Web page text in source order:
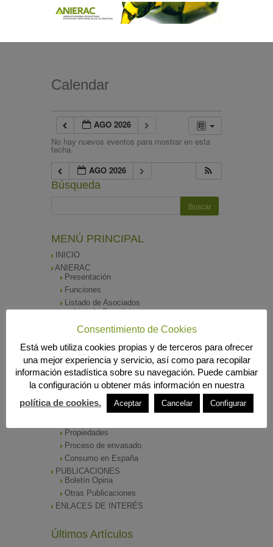
Calendar
AGO 2026
No hay nuevos eventos para mostrar en esta
fecha.
AGO 2026
Búsqueda
MENÚ PRINCIPAL
INICIO
ANIERAC
Presentación
Funciones
Listado de Asociados
Listado Completo
Como asociarse
SALA DE PRENSA
Notas de Prensa
Archivos Corporativos
GALERÍA DE IMÁGENES
CONTACTO
ENVASADO DE ACEITE
Propiedades
Proceso de envasado
Consumo en España
PUBLICACIONES
Boletín Opina
Otras Publicaciones
ENLACES DE INTERÉS
Últimos Artículos
Consentimiento de Cookies
Está web utiliza cookies propias y de terceros para ofrecer
una mejor experiencia y servicio, así como para recopilar
información estadística sobre su navegación. Puede cambiar
la configuración u obtener más información en nuestra
política de cookies.
Aceptar Cancelar Configurar